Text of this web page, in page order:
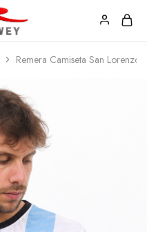
Remera Camiseta San